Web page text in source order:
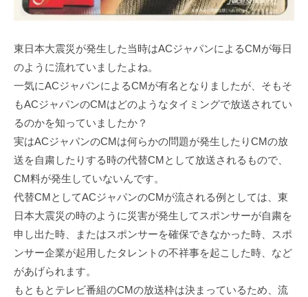
東日本大震災が発生した当時はACジャパンによるCMが毎日
のように流れていましたよね。
一気にACジャパンによるCMが有名となりましたが、そもそ
もACジャパンのCMはどのようなタイミングで放送されてい
るのかを知っていましたか？
実はACジャパンのCMは何らかの問題が発生したりCMの放
送を自粛したりする時の代替CMとして放送されるもので、
CM料が発生していないんです。
代替CMとしてACジャパンのCMが流される例としては、東
日本大震災の時のように災害が発生してスポンサーが自粛を
申し出た時、またはスポンサーを確保できなかった時、スポ
ンサー企業が起用したタレントの不祥事を起こした時、など
があげられます。
もともとテレビ番組のCMの放送枠は決まっているため、流